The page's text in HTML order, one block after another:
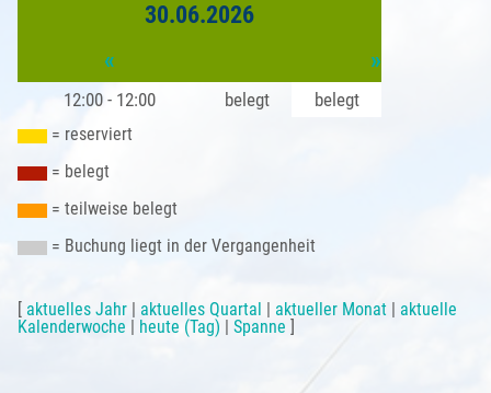
Borkum Wetter
Alte Inselansichten
Impressum
Datenschutzerklärung
30.06.2026
«
»
12:00 - 12:00 belegt belegt
= reserviert
= belegt
= teilweise belegt
= Buchung liegt in der Vergangenheit
aktuelles Jahr aktuelles Quartal aktueller Monat
aktuelle
Kalenderwoche
heute (Tag) |Spanne ]